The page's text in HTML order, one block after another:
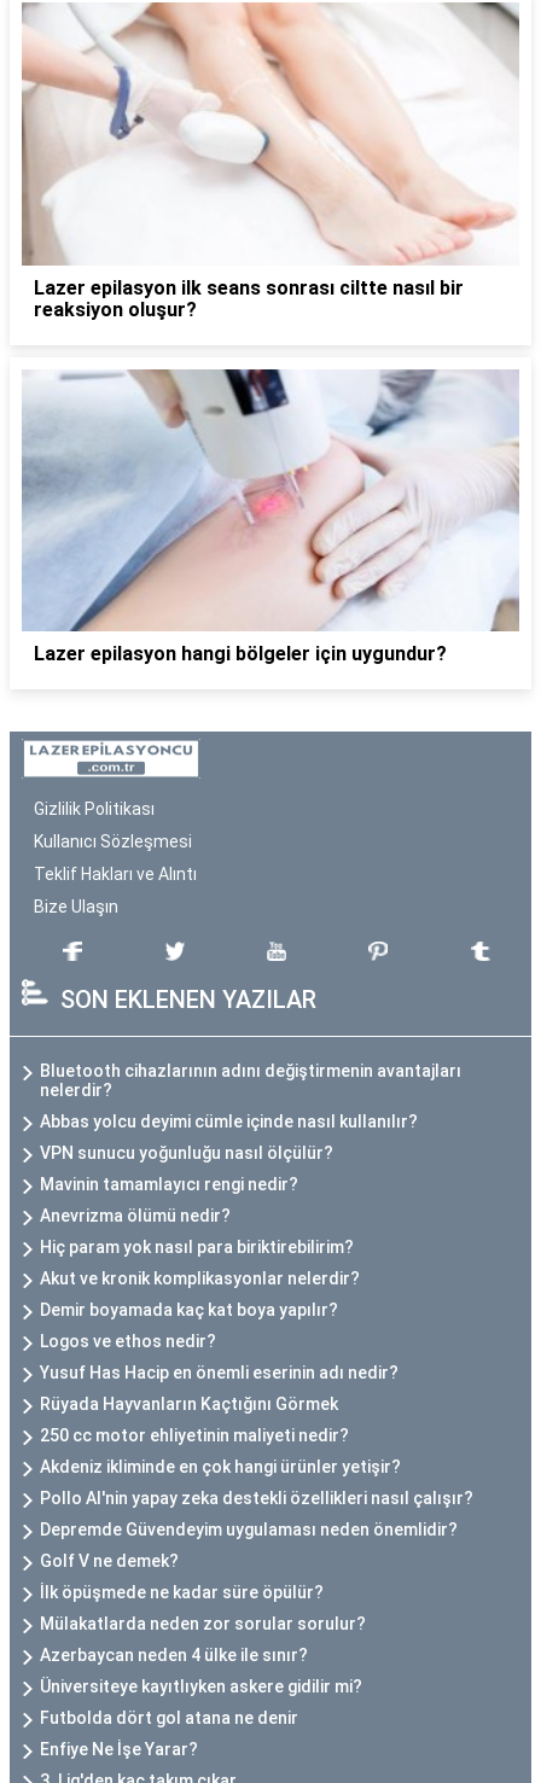
Lazer epilasyon ilk seans sonrası ciltte nasıl bir
reaksiyon oluşur?
Lazer epilasyon hangi bölgeler için uygundur?
Gizlilik Politikası
Kullanıcı Sözleşmesi
Teklif Hakları ve Alıntı
Bize Ulaşın
SON EKLENEN YAZILAR
Bluetooth cihazlarının adını değiştirmenin avantajları
nelerdir?
Abbas yolcu deyimi cümle içinde nasıl kullanılır?
VPN sunucu yoğunluğu nasıl ölçülür?
Mavinin tamamlayıcı rengi nedir?
Anevrizma ölümü nedir?
Hiç param yok nasıl para biriktirebilirim?
Akut ve kronik komplikasyonlar nelerdir?
Demir boyamada kaç kat boya yapılır?
Logos ve ethos nedir?
Yusuf Has Hacip en önemli eserinin adı nedir?
Rüyada Hayvanların Kaçtığını Görmek
250 cc motor ehliyetinin maliyeti nedir?
Akdeniz ikliminde en çok hangi ürünler yetişir?
Pollo AI'nin yapay zeka destekli özellikleri nasıl çalışır?
Depremde Güvendeyim uygulaması neden önemlidir?
Golf V ne demek?
İlk öpüşmede ne kadar süre öpülür?
Mülakatlarda neden zor sorular sorulur?
Azerbaycan neden 4 ülke ile sınır?
Üniversiteye kayıtlıyken askere gidilir mi?
Futbolda dört gol atana ne denir
Enfiye Ne İşe Yarar?